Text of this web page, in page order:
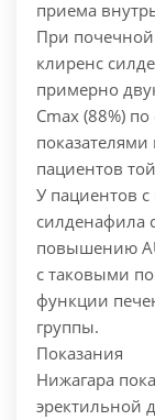
приема
При почечной
клиренс
примерно
Cmax (88%)
пациентов
У пациентов
силденафила
повышению
с таковыми
функции
группы.
Показания
Нижагара
эректильной